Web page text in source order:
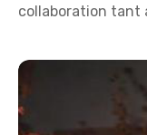
collaboration tant